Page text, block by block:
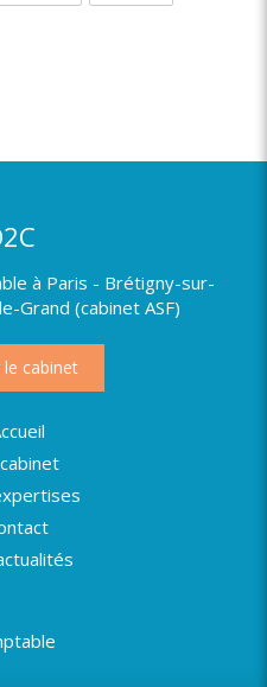
à Paris - Brétigny-sur-
Grand (cabinet ASF)
cabinet